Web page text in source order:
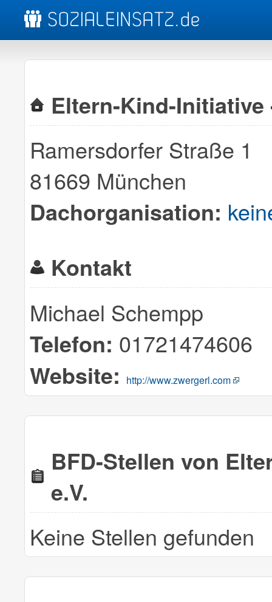
Eltern-Kind-Initiative
Ramersdorfer Straße 1
81669 München
Dachorganisation:
Kontakt
Michael Schempp
Telefon: 01721474606
Website:
http://www.zwergerl.com
BFD-Stellen von
e.V.
Keine Stellen gefunden